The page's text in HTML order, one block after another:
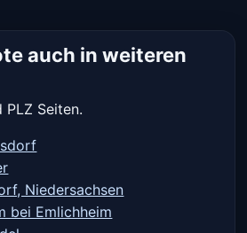
auch in weiteren
PLZ Seiten.
Niedersachsen
bei Emlichheim